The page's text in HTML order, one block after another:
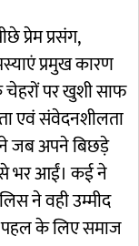
प्रेम प्रसंग,
प्रमुख कारण
चेहरों पर खुशी साफ
एवं संवेदनशीलता
जब अपने बिछड़े
भर आईं। कई ने
ने वही उम्मीद
के लिए समाज